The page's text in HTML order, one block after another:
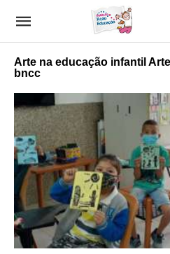
Arte na educação infantil
bncc